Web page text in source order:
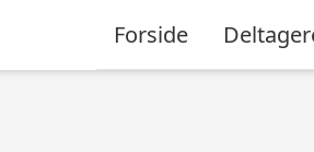
Forside